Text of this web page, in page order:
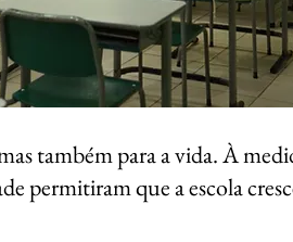
também para a vida. À
permitiram que a escola